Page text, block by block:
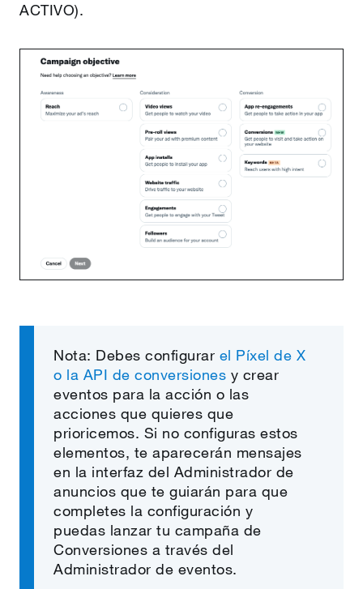
ACTIVO).
Nota: Debes configurar el Píxel de X
o la API de conversiones y crear
eventos para la acción o las
acciones que quieres que
prioricemos. Si no configuras estos
elementos, te aparecerán mensajes
en la interfaz del Administrador de
anuncios que te guiarán para que
completes la configuración y
puedas lanzar tu campaña de
Conversiones a través del
Administrador de eventos.